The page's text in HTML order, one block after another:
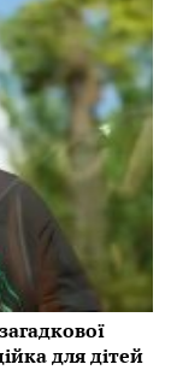
для дітей